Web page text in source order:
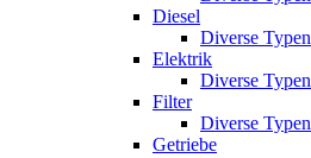
Diesel
Diverse Typen
Elektrik
Diverse Typen
Filter
Diverse Typen
Getriebe